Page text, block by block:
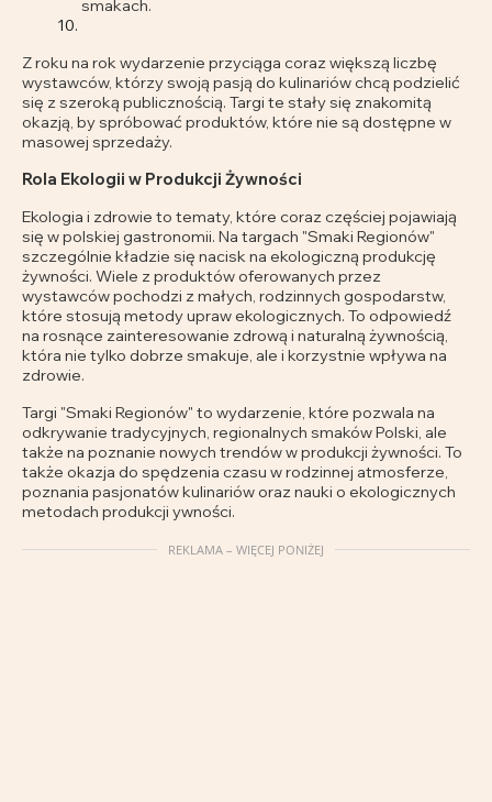
smakach.
Z roku na rok wydarzenie przyciąga coraz większą liczbę
wystawców, którzy swoją pasją do kulinariów chcą podzielić
się z szeroką publicznością. Targi te stały się znakomitą
okazją, by spróbować produktów, które nie są dostępne w
masowej sprzedaży.
Rola Ekologii w Produkcji Żywności
Ekologia i zdrowie to tematy, które coraz częściej pojawiają
się w polskiej gastronomii. Na targach "Smaki Regionów"
szczególnie kładzie się nacisk na ekologiczną produkcję
żywności. Wiele z produktów oferowanych przez
wystawców pochodzi z małych, rodzinnych gospodarstw,
które stosują metody upraw ekologicznych. To odpowiedź
na rosnące zainteresowanie zdrową i naturalną żywnością,
która nie tylko dobrze smakuje, ale i korzystnie wpływa na
zdrowie.
Targi "Smaki Regionów" to wydarzenie, które pozwala na
odkrywanie tradycyjnych, regionalnych smaków Polski, ale
także na poznanie nowych trendów w produkcji żywności. To
także okazja do spędzenia czasu w rodzinnej atmosferze,
poznania pasjonatów kulinariów oraz nauki o ekologicznych
metodach produkcji ywności.
REKLAMA – WIĘCEJ PONIŻEJ